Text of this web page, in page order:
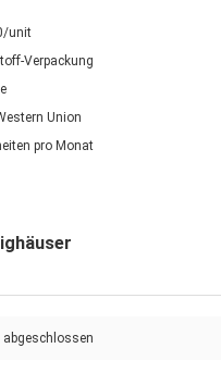
unit
Verpackung
Union
pro Monat
abgeschlossen